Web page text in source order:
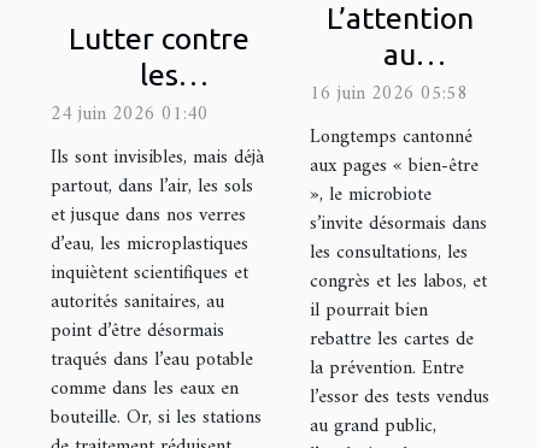
Lutter contre
les
microplastiques
à la maison :
quels filtres
choisir ?
24 juin 2026 01:40
Ils sont invisibles, mais déjà
partout, dans l’air, les sols
et jusque dans nos verres
d’eau, les microplastiques
inquiètent scientifiques et
autorités sanitaires, au
point d’être désormais
traqués dans l’eau potable
comme dans les eaux en
bouteille. Or, si les stations
L’attention
au
microbiote,
prochaine
grande
révolution
santé ?
16 juin 2026 05:58
Longtemps cantonné
aux pages « bien-être
», le microbiote
s’invite désormais dans
les consultations, les
congrès et les labos, et
il pourrait bien
rebattre les cartes de
la prévention. Entre
l’essor des tests vendus
au grand public,